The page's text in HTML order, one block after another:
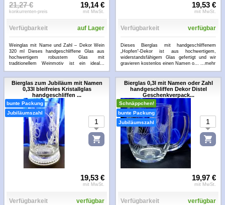
21,27 €
konkurrenten-preis
19,14 €
mit MwSt.
Verfügbarkeit auf Lager
Weinglas mit Name und Zahl – Dekor Wein
320 ml Dieses handgeschliffene Glas aus
hochwertigem robustem Glas mit
traditionellem Weinmotiv ist ein ideal...
19,53 €
mit MwSt.
Verfügbarkeit verfügbar
Dieses Bierglas mit handgeschliffenem
„Hopfen“-Dekor ist aus hochwertigem,
widerstandsfähigem Glas gefertigt und wir
gravieren kostenlos einen Namen o... ...mehr
Bierglas zum Jubiläum mit Namen
0,33l bleifreies Kristallglas
handgeschliffen ...
bunte Packung
Jubiläumszahl
19,53 €
mit MwSt.
Verfügbarkeit verfügbar
Bierglas 0,3l mit Namen oder Zahl
handgeschliffen Dekor Distel
Geschenkverpack...
Schnäppchen!
bunte Packung
Jubiläumszahl
19,97 €
mit MwSt.
Verfügbarkeit verfügbar